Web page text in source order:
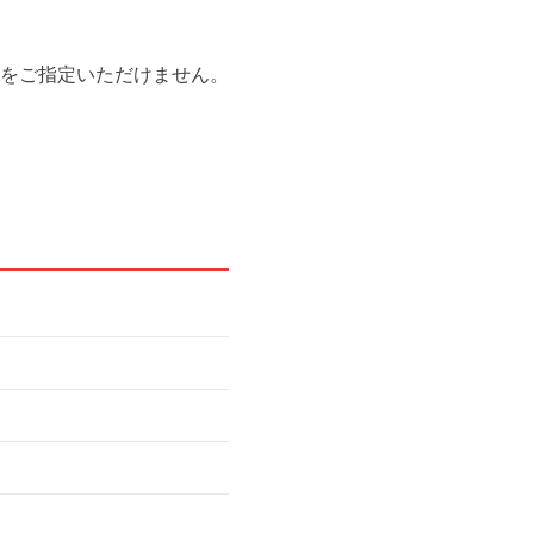
指定いただけません。